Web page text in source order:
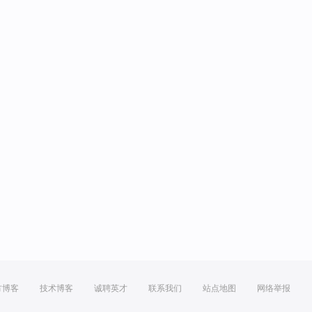
博客 技术博客 诚聘英才 联系我们 站点地图 网络举报